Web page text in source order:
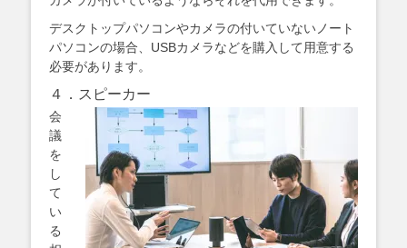
デスクトップパソコンやカメラの付いていないノート
パソコンの場合、USBカメラなどを購入して用意する
必要があります。
４．スピーカー
会
議
を
し
て
い
る